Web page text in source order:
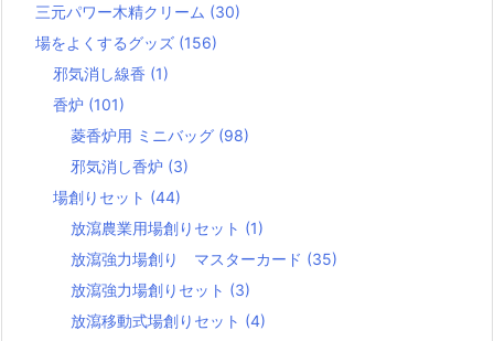
三元パワー木精クリーム (30)
場をよくするグッズ (156)
邪気消し線香 (1)
香炉 (101)
菱香炉用 ミニバッグ (98)
邪気消し香炉 (3)
場創りセット (44)
放瀉農業用場創りセット (1)
放瀉強力場創り マスターカード (35)
放瀉強力場創りセット (3)
放瀉移動式場創りセット (4)